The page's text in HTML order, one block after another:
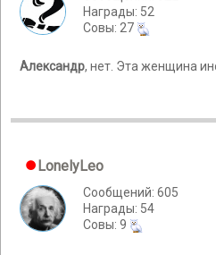
Награды: 52
Cовы: 27
Александр, нет. Эта женщина
LonelyLeo
Сообщений: 605
Награды: 54
Cовы: 9